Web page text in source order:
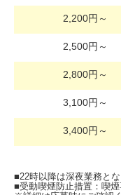
2,200円～
2,500円～
2,800円～
3,100円～
3,400円～